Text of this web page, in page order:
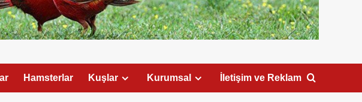
Hamsterlar Kuşlar Kurumsal İletişim ve Reklam